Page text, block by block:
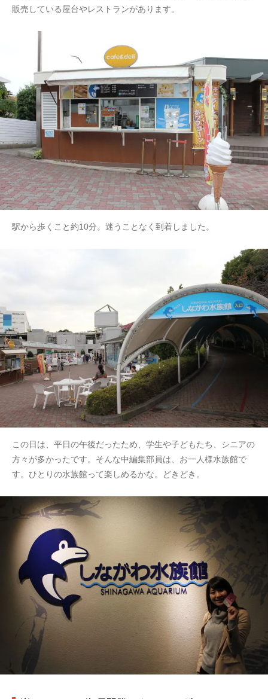
販売している屋台やレストランがあります。
駅から歩くこと約10分。迷うことなく到着しました。
この日は、平日の午後だったため、学生や子どもたち、シニアの
方々が多かったです。そんな中編集部員は、お一人様水族館で
す。ひとりの水族館って楽しめるかな。どきどき。